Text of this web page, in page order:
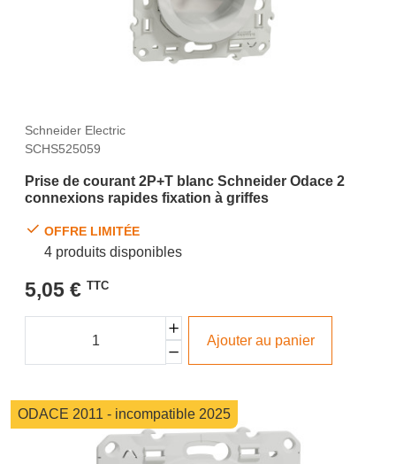
Schneider Electric
SCHS525059
Prise de courant 2P+T blanc Schneider Odace 2
connexions rapides fixation à griffes
OFFRE LIMITÉE
4 produits disponibles
5,05 € TTC
Ajouter au panier
ODACE 2011 - incompatible 2025